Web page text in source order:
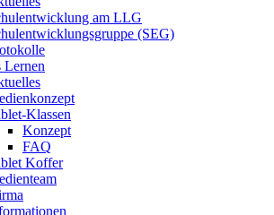
am LLG
(SEG)
Lernen
Klassen
Konzept
FAQ
Koffer